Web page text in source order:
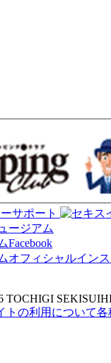
TOCHIGI
トの利用について各